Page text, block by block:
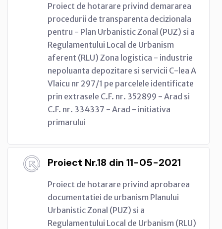
Proiect de hotarare privind demararea
procedurii de transparenta decizionala
pentru - Plan Urbanistic Zonal (PUZ) si a
Regulamentului Local de Urbanism
aferent (RLU) Zona logistica - industrie
nepoluanta depozitare si servicii C-lea A
Vlaicu nr 297/1 pe parcelele identificate
prin extrasele C.F. nr. 352899 - Arad si
C.F. nr. 334337 - Arad - initiativa
primarului
Proiect Nr.18 din 11-05-2021
Proiect de hotarare privind aprobarea
documentatiei de urbanism Planului
Urbanistic Zonal (PUZ) si a
Regulamentului Local de Urbanism (RLU)